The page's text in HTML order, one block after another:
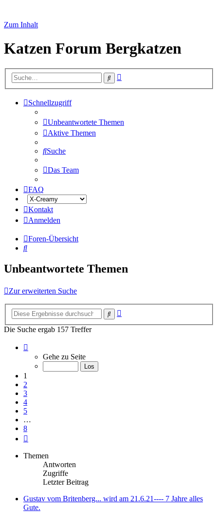
Zum Inhalt
Katzen Forum Bergkatzen
Suche
Schnellzugriff
Unbeantwortete Themen
Aktive Themen
Suche
Das Team
FAQ
Kontakt
Anmelden
Foren-Übersicht
Suche
Unbeantwortete Themen
Zur erweiterten Suche
Suche
Die Suche ergab 157 Treffer
von
Gehe zu Seite
1
2
3
4
5
…
8
Themen
Antworten
Zugriffe
Letzter Beitrag
Gustav vom Britenberg... wird am 21.6.21---- 7 Jahre alles
Gute.